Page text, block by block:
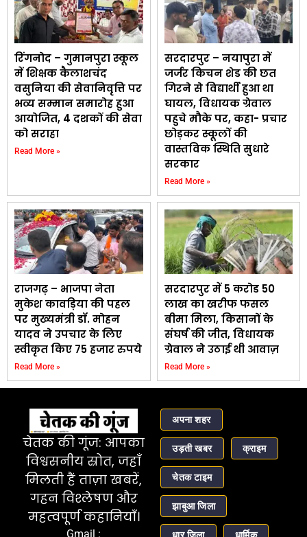
रिंगनोद – गुमानपुरा स्कूल
में शिक्षक कैलाशचंद
वसुनिया की सेवानिवृत्ति पर
भव्य सम्मान समारोह हुआ
आयोजित, 4 दशकों की सेवा
को सराहा
Read More »
सरदारपुर – नयापुरा में
जर्जर किचन शेड की छत
गिरने से विद्यार्थी हुआ था
घायल, विधायक ग्रेवाल
पहुचे मौके पर, कहा- प्रचार
छोड़कर स्कूलों की
वास्तविक स्थिति सुधारे
सरकार
Read More »
राजगढ़ – भाजपा नेता
मुकेश कावड़िया की पहल
पर मुख्यमंत्री डॉ. मोहन
यादव ने उपचार के लिए
स्वीकृत किए 75 हजार रुपये
Read More »
सरदारपुर में 5 करोड 50
लाख का खरीफ फसल
बीमा मिला, किसानों के
संघर्ष की जीत, विधायक
ग्रेवाल ने उठाई थी आवाज़
Read More »
चेतक की गूंज: आपका
विश्वसनीय स्रोत, जहाँ
मिलती हैं ताज़ा खबरें,
गहन विश्लेषण और
महत्वपूर्ण कहानियाँ।
Gmail :
अपना शहर
उड़ती खबर क्राइम
चेतक टाइम
झाबुआ जिला
धार जिला धार्मिक